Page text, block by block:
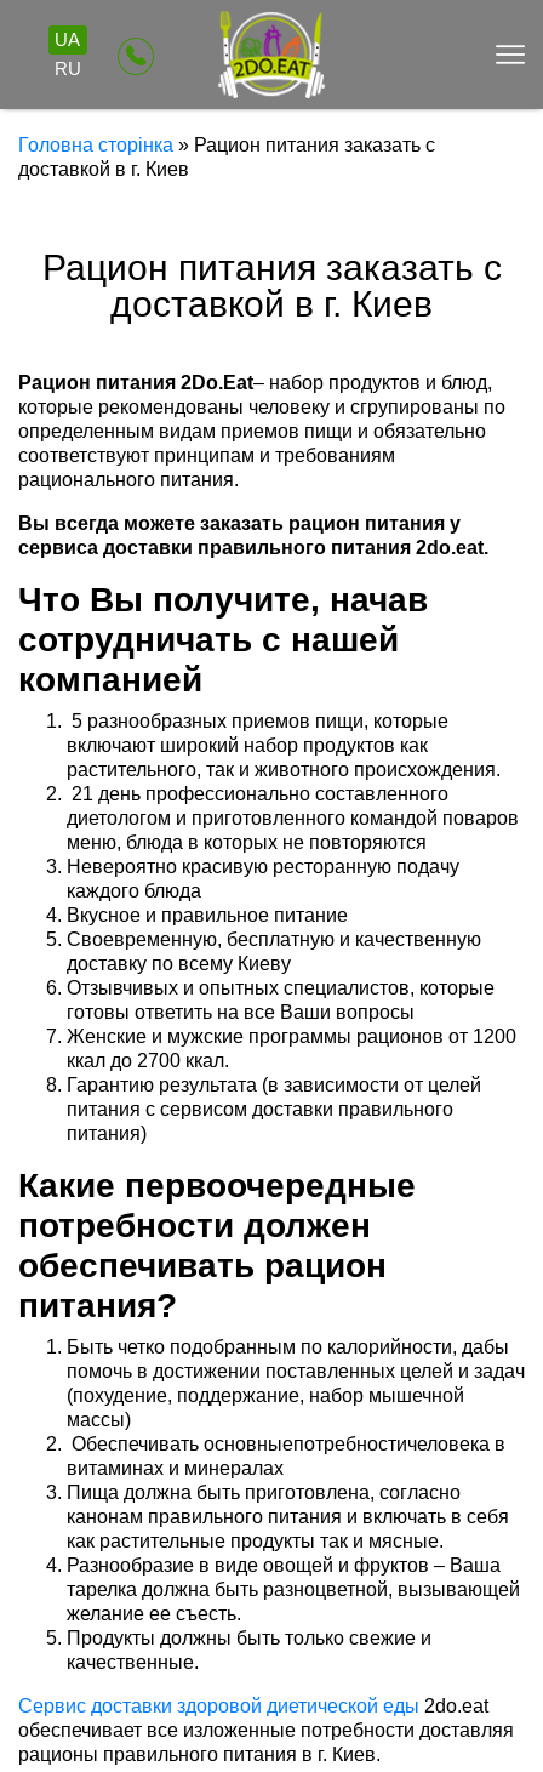
UA
RU
Головна сторінка » Рацион питания заказать с
доставкой в г. Киев
Рацион питания заказать с
доставкой в г. Киев
Рацион питания 2Do.Eat– набор продуктов и блюд,
которые рекомендованы человеку и сгрупированы по
определенным видам приемов пищи и обязательно
соответствуют принципам и требованиям
рационального питания.
Вы всегда можете заказать рацион питания у
сервиса доставки правильного питания 2do.eat.
Что Вы получите, начав
сотрудничать с нашей
компанией
5 разнообразных приемов пищи, которые
включают широкий набор продуктов как
растительного, так и животного происхождения.
21 день профессионально составленного
диетологом и приготовленного командой поваров
меню, блюда в которых не повторяются
Невероятно красивую ресторанную подачу
каждого блюда
Вкусное и правильное питание
Своевременную, бесплатную и качественную
доставку по всему Киеву
Отзывчивых и опытных специалистов, которые
готовы ответить на все Ваши вопросы
Женские и мужские программы рационов от 1200
ккал до 2700 ккал.
Гарантию результата (в зависимости от целей
питания с сервисом доставки правильного
питания)
Какие первоочередные
потребности должен
обеспечивать рацион
питания?
Быть четко подобранным по калорийности, дабы
помочь в достижении поставленных целей и задач
(похудение, поддержание, набор мышечной
массы)
Обеспечивать основныепотребностичеловека в
витаминах и минералах
Пища должна быть приготовлена, согласно
канонам правильного питания и включать в себя
как растительные продукты так и мясные.
Разнообразие в виде овощей и фруктов – Ваша
тарелка должна быть разноцветной, вызывающей
желание ее съесть.
Продукты должны быть только свежие и
качественные.
Сервис доставки здоровой диетической еды 2do.eat
обеспечивает все изложенные потребности доставляя
рационы правильного питания в г. Киев.